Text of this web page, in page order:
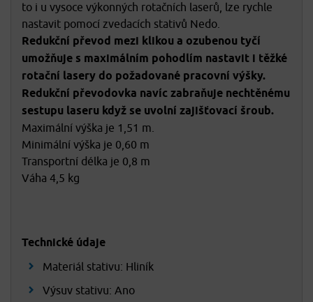
to i u vysoce výkonných rotačních laserů, lze rychle
nastavit pomocí zvedacích stativů Nedo.
Redukční převod mezi klikou a ozubenou tyčí
umožňuje s maximálním pohodlím nastavit i těžké
rotační lasery do požadované pracovní výšky.
Redukční převodovka navíc zabraňuje nechtěnému
sestupu laseru když se uvolní zajišťovací šroub.
Maximální výška je 1,51 m.
Minimální výška je 0,60 m
Transportní délka je 0,8 m
Váha 4,5 kg
Technické údaje
Materiál stativu: Hliník
Výsuv stativu: Ano